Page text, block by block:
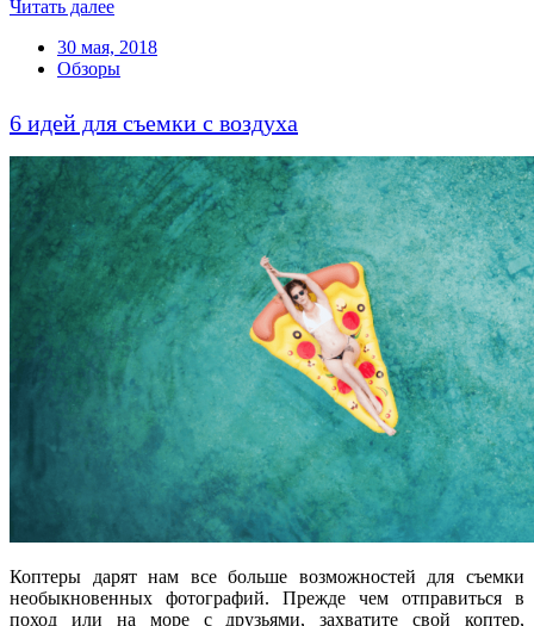
Читать далее
30 мая, 2018
Обзоры
6 идей для съемки с воздуха
Коптеры дарят нам все больше возможностей для съемки
необыкновенных фотографий. Прежде чем отправиться в
поход или на море с друзьями, захватите свой коптер,